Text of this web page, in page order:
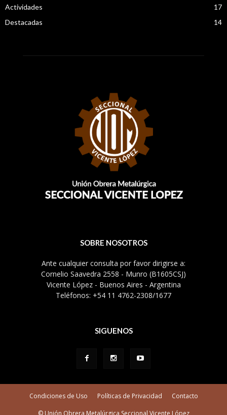
Actividades
17
Destacadas
14
SOBRE NOSOTROS
Ante cualquier consulta por favor dirigirse a:
Cornelio Saavedra 2558 - Munro (B1605CSJ)
Vicente López - Buenos Aires - Argentina
Teléfonos: +54 11 4762-2308/1677
SIGUENOS
Condiciones de Uso Políticas de Privacidad
Contacto